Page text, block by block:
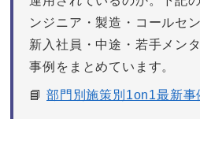
ンジニア・製造・コールセ
新入社員・中途・若手メン
事例をまとめています。
📘部門別施策別1on1最新事